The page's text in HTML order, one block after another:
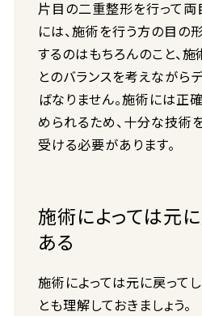
片目の二重整形を行って両
には、施術を行う方の目の
するのはもちろんのこと、
とのバランスを考えながら
ばなりません。施術には正
められるため、十分な技術
受ける必要があります。
施術によっては元
ある
施術によっては元に戻って
とも理解しておきましょう。